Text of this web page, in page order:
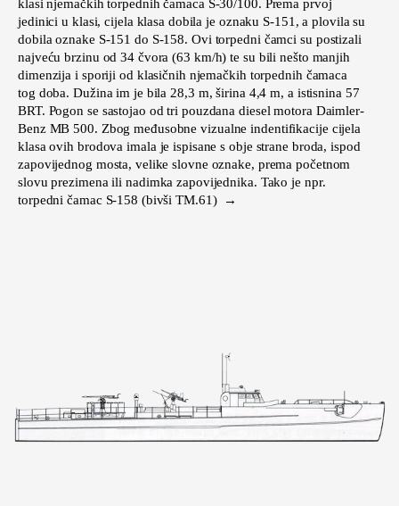
klasi njemačkih torpednih čamaca S-30/100. Prema prvoj
jedinici u klasi, cijela klasa dobila je oznaku S-151, a plovila su
dobila oznake S-151 do S-158. Ovi torpedni čamci su postizali
najveću brzinu od 34 čvora (63 km/h) te su bili nešto manjih
dimenzija i sporiji od klasičnih njemačkih torpednih čamaca
tog doba. Dužina im je bila 28,3 m, širina 4,4 m, a istisnina 57
BRT. Pogon se sastojao od tri pouzdana diesel motora Daimler-
Benz MB 500. Zbog međusobne vizualne indentifikacije cijela
klasa ovih brodova imala je ispisane s obje strane broda, ispod
zapovijednog mosta, velike slovne oznake, prema početnom
slovu prezimena ili nadimka zapovijednika. Tako je npr.
torpedni čamac S-158 (bivši TM.61) →